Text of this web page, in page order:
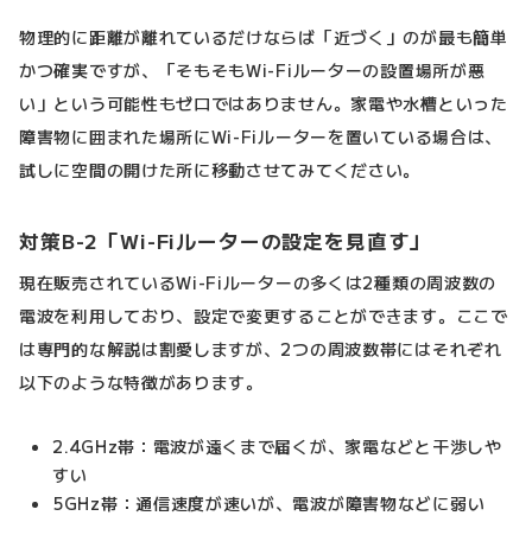
物理的に距離が離れているだけならば「近づく」のが最も簡単
かつ確実ですが、「そもそもWi-Fiルーターの設置場所が悪
い」という可能性もゼロではありません。家電や水槽といった
障害物に囲まれた場所にWi-Fiルーターを置いている場合は、
試しに空間の開けた所に移動させてみてください。
対策B-2「Wi-Fiルーターの設定を見直す」
現在販売されているWi-Fiルーターの多くは2種類の周波数の
電波を利用しており、設定で変更することができます。ここで
は専門的な解説は割愛しますが、2つの周波数帯にはそれぞれ
以下のような特徴があります。
2.4GHz帯：電波が遠くまで届くが、家電などと干渉しや
すい
5GHz帯：通信速度が速いが、電波が障害物などに弱い